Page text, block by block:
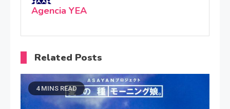
Agencia YEA
Related Posts
4 MINS READ